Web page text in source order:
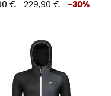
€ 229,90 € -30%